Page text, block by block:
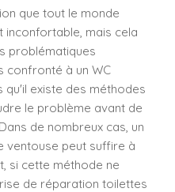
que tout le monde
inconfortable, mais cela
problématiques
confronté à un WC
qu'il existe des méthodes
le problème avant de
de nombreux cas, un
ventouse peut suffire à
si cette méthode ne
de réparation toilettes